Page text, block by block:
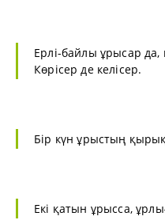
Ерлі-байлы ұрысар да,
Көрісер де келісер.
Бір күн ұрыстың
Екі қатын ұрысса,